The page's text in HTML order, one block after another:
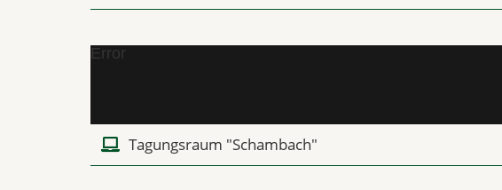
Error
Tagungsraum "Schambach"